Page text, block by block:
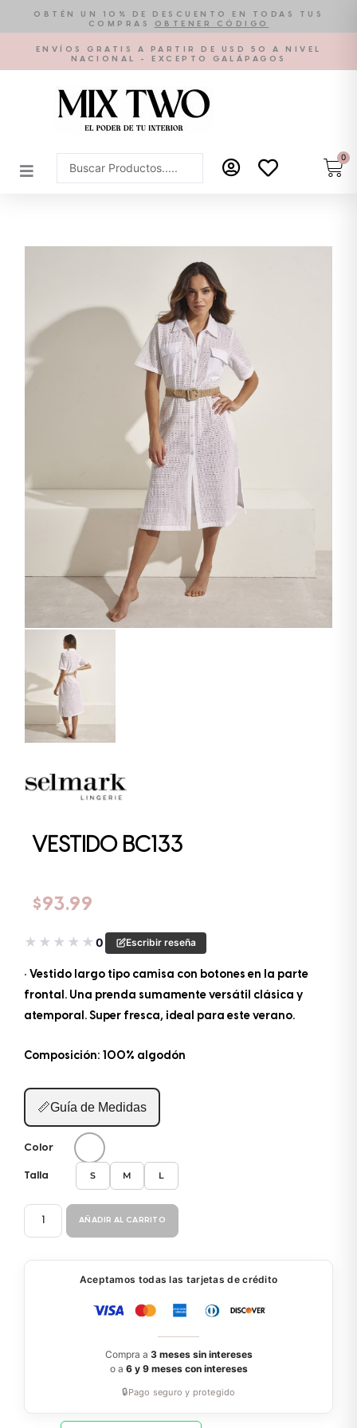
contenido
OBTÉN UN 10% DE DESCUENTO EN TODAS TUS
COMPRAS
OBTENER CÓDIGO
ENVÍOS GRATIS A PARTIR DE USD 50 A NIVEL
NACIONAL - EXCEPTO GALÁPAGOS
Search
...
0
VESTIDO BC133
$93.99
★ ★ ★ ★ ★0 Escribir reseña
• Vestido largo tipo camisa con botones en la parte
frontal. Una prenda sumamente versátil clásica y
atemporal. Super fresca, ideal para este verano.
Composición: 100% algodón
📏Guía de Medidas
Color
Talla S M L
VESTIDO
BC133
AÑADIR AL CARRITO
Aceptamos todas las tarjetas de crédito
Compra a 3 meses sin intereses
o a 6 y 9 meses con intereses
🔒Pago seguro y protegido